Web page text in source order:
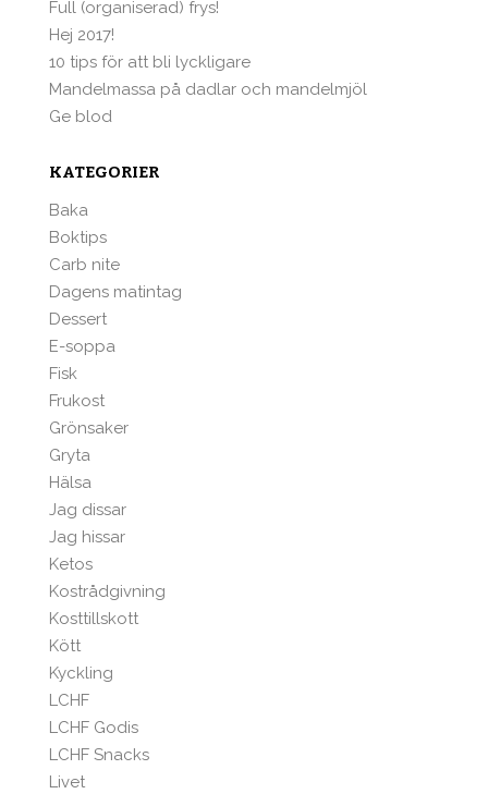
Full (organiserad) frys!
Hej 2017!
10 tips för att bli lyckligare
Mandelmassa på dadlar och mandelmjöl
Ge blod
KATEGORIER
Baka
Boktips
Carb nite
Dagens matintag
Dessert
E-soppa
Fisk
Frukost
Grönsaker
Gryta
Hälsa
Jag dissar
Jag hissar
Ketos
Kostrådgivning
Kosttillskott
Kött
Kyckling
LCHF
LCHF Godis
LCHF Snacks
Livet